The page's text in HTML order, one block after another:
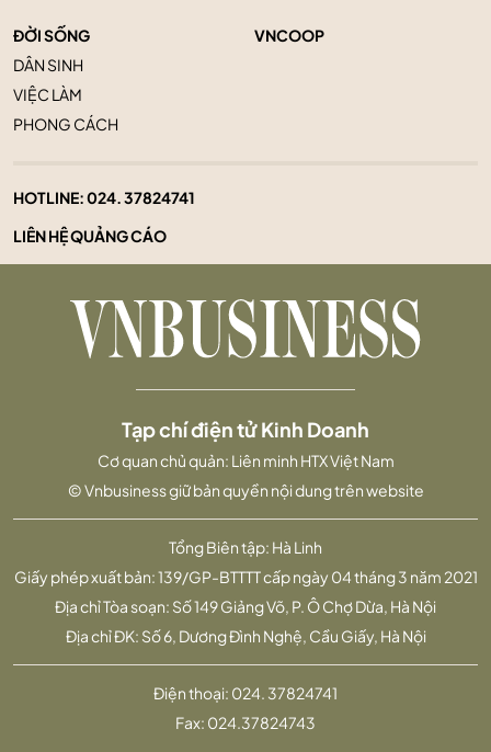
ĐỜI SỐNG
DÂN SINH
VIỆC LÀM
PHONG CÁCH
VNCOOP
HOTLINE:024. 37824741
LIÊN HỆ QUẢNG CÁO
Tổng Biên tập: Hà Linh
Giấy phép xuất bản: 139/GP-BTTTT cấp ngày 04 tháng 3 năm 2021
Địa chỉ Tòa soạn: Số 149 Giảng Võ, P. Ô Chợ Dừa, Hà Nội
Địa chỉ ĐK: Số 6, Dương Đình Nghệ, Cầu Giấy, Hà Nội
Tạp chí điện tử Kinh Doanh
Cơ quan chủ quản: Liên minh HTX Việt Nam
© Vnbusiness giữ bản quyền nội dung trên website
Điện thoại: 024. 37824741
Fax: 024.37824743